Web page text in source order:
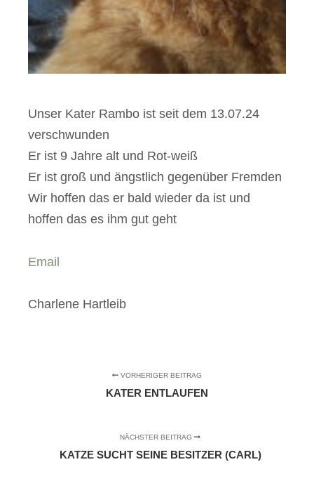
Unser Kater Rambo ist seit dem 13.07.24
verschwunden
Er ist 9 Jahre alt und Rot-weiß
Er ist groß und ängstlich gegenüber Fremden
Wir hoffen das er bald wieder da ist und
hoffen das es ihm gut geht
Email
Charlene Hartleib
VORHERIGER BEITRAG
KATER ENTLAUFEN
NÄCHSTER BEITRAG
KATZE SUCHT SEINE BESITZER (CARL)